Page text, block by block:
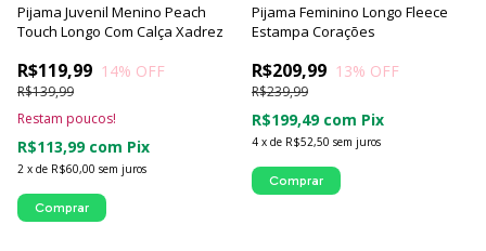
Pijama Juvenil Menino Peach
Touch Longo Com Calça Xadrez
R$119,99
R$139,99
14% OFF
2 x de R$60,00 sem juros
R$113,99 com Pix
Restam poucos!
Comprar
Pijama Feminino Longo Fleece
Estampa Corações
R$209,99
R$239,99
13% OFF
4 x de R$52,50 sem juros
R$199,49 com Pix
Comprar